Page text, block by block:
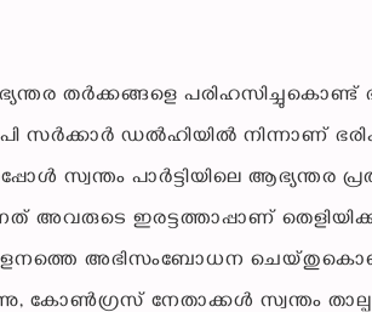
തർക്കങ്ങളെ
സർക്കാർ ഡൽഹിയിൽ നിന്നാണ്
സ്വന്തം പാർട്ടിയിലെ ആഭ്യന്തര
അവരുടെ ഇരട്ടത്താപ്പാണ്
അഭിസംബോധന
നേതാക്കൾ സ്വന്തം